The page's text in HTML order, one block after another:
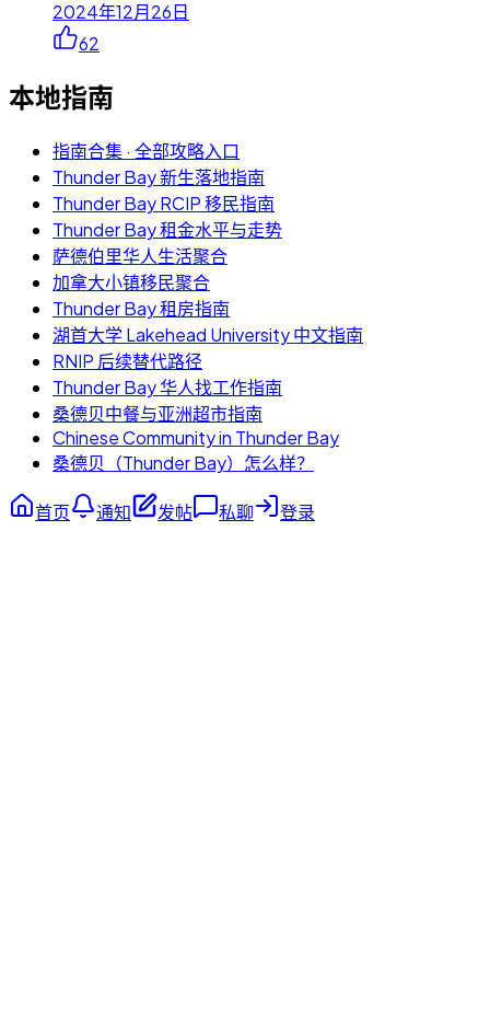
2024年12月26日
62
本地指南
指南合集 · 全部攻略入口
Thunder Bay 新生落地指南
Thunder Bay RCIP 移民指南
Thunder Bay 租金水平与走势
萨德伯里华人生活聚合
加拿大小镇移民聚合
Thunder Bay 租房指南
湖首大学 Lakehead University 中文指南
RNIP 后续替代路径
Thunder Bay 华人找工作指南
桑德贝中餐与亚洲超市指南
Chinese Community in Thunder Bay
桑德贝（Thunder Bay）怎么样？
首页 通知 发帖 私聊 登录